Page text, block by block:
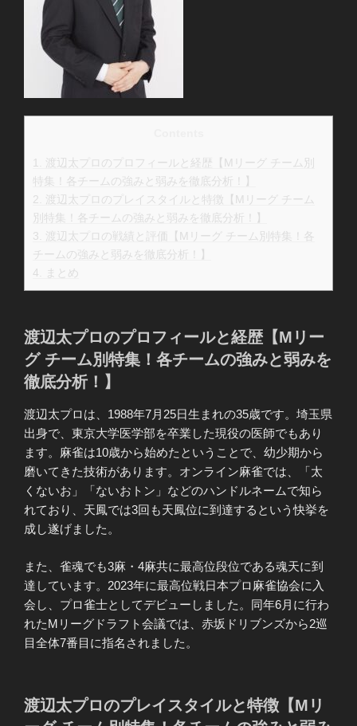
1.
渡辺太プロのプロフィールと経歴【Mリーグ チーム別
特集！各チームの強みと弱みを徹底分析！】
2.
渡辺太プロのプレイスタイルと特徴【Mリーグ チーム
別特集！各チームの強みと弱みを徹底分析！】
3.
渡辺太プロの戦績と評価【Mリーグ チーム別特集！各
チームの強みと弱みを徹底分析！】
4.
まとめ
渡辺太プロのプロフィールと経歴【Mリー
グ チーム別特集！各チームの強みと弱みを
徹底分析！】
渡辺太プロは、1988年7月25日生まれの35歳です。埼玉県
出身で、東京大学医学部を卒業した現役の医師でもあり
ます。麻雀は10歳から始めたということで、幼少期から
磨いてきた技術があります。オンライン麻雀では、「太
くないお」「ないおトン」などのハンドルネームで知ら
れており、天鳳では3回も天鳳位に到達するという快挙を
成し遂げました。
また、雀魂でも3麻・4麻共に最高位段位である魂天に到
達しています。2023年に最高位戦日本プロ麻雀協会に入
会し、プロ雀士としてデビューしました。同年6月に行わ
れたMリーグドラフト会議では、赤坂ドリブンズから2巡
目全体7番目に指名されました。
渡辺太プロのプレイスタイルと特徴【Mリ